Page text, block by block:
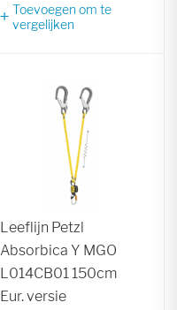
Toevoegen om te
vergelijken
Leeflijn Petzl
Absorbica Y MGO
L014CB01 150cm
Eur. versie